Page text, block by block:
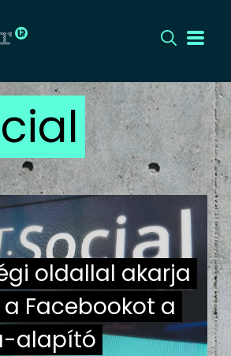
CÍMLAP
DIZÁJN
DIVAT
HIP
KULT
UTCA
oldallal akarja
Facebookot a
alapító